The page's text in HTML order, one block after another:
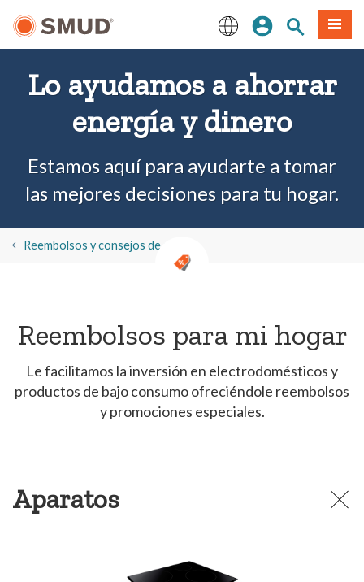
English
Iniciar sesión
Buscar en
Menú
Lo ayudamos a ahorrar
energía y dinero
Estamos aquí para ayudarte a tomar
las mejores decisiones para tu hogar.
​​Reembolsos y consejos de ahorro
Reembolsos para mi hogar
Le facilitamos la inversión en electrodomésticos y
productos de bajo consumo ofreciéndole reembolsos
y promociones especiales.
Aparatos